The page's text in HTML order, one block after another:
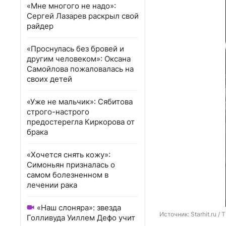
«Мне многого не надо»:
Сергей Лазарев раскрыл свой
райдер
«Проснулась без бровей и
другим человеком»: Оксана
Самойлова пожаловалась на
своих детей
«Уже не мальчик»: Сябитова
строго-настрого
предостерегла Киркорова от
брака
«Хочется снять кожу»:
Симоньян призналась о
самом болезненном в
лечении рака
«Наш слоняра»: звезда
Голливуда Уиллем Дефо учит
Источник: Starhit.ru /